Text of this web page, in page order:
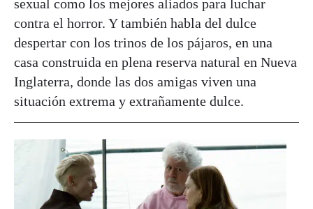
sexual como los mejores aliados para luchar
contra el horror. Y también habla del dulce
despertar con los trinos de los pájaros, en una
casa construida en plena reserva natural en Nueva
Inglaterra, donde las dos amigas viven una
situación extrema y extrañamente dulce.